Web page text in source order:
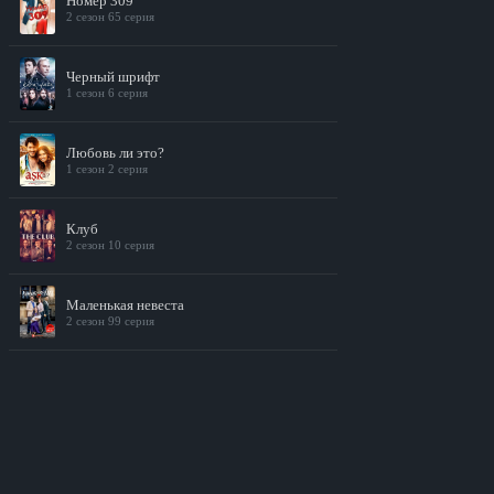
2 сезон 65 серия
Черный шрифт
1 сезон 6 серия
Любовь ли это?
1 сезон 2 серия
Клуб
2 сезон 10 серия
Маленькая невеста
2 сезон 99 серия